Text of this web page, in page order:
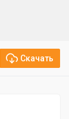
Скачать